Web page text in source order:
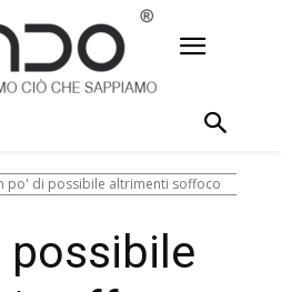
po' di possibile altrimenti soffoco
possibile